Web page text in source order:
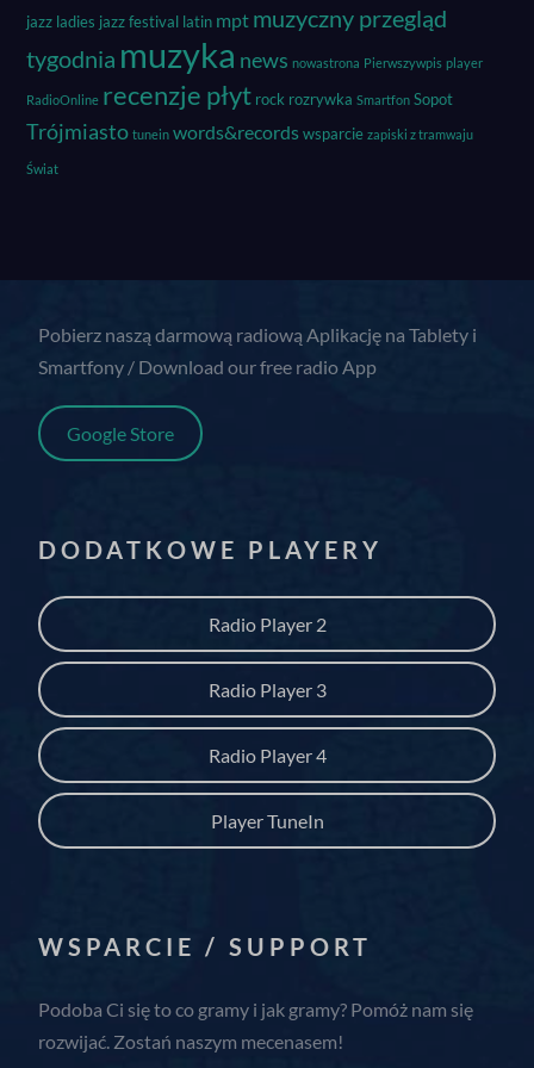
jazz ladies jazz festival latin mpt muzyczny przegląd
tygodnia muzyka news nowastrona Pierwszywpis player
RadioOnline recenzje płyt rock rozrywka Smartfon Sopot
Trójmiasto tunein words&records wsparcie zapiski z tramwaju
Świat
Pobierz naszą darmową radiową Aplikację na Tablety i
Smartfony / Download our free radio App
Google Store
DODATKOWE PLAYERY
Radio Player 2
Radio Player 3
Radio Player 4
Player TuneIn
WSPARCIE / SUPPORT
Podoba Ci się to co gramy i jak gramy? Pomóż nam się
rozwijać. Zostań naszym mecenasem!
wordpress_*
wordpress_logged_in_*
wp-settings-*
Pokaż szczegóły
_ga
_ga_*
Inne usługi
Ta kategoria obejmuje wszystkie pliki cookie, domeny i usługi,
które nie są włączone do innych określonych kategorii lub nie
zostały wyraźnie sklasyfikowane.
ssm_au_c
zcconsent
zcrecover